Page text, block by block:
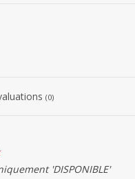
(0)
'DISPONIBLE'